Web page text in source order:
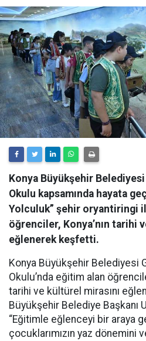
Konya Büyükşehir Belediyesi
Okulu kapsamında hayata
Yolculuk” şehir oryantiringi
öğrenciler, Konya’nın tarihi
eğlenerek keşfetti.
Konya Büyükşehir Belediyesi
Okulu’nda eğitim alan
tarihi ve kültürel mirasını
Büyükşehir Belediye Başkanı
“Eğitimle eğlenceyi bir araya
çocuklarımızın yaz dönemini